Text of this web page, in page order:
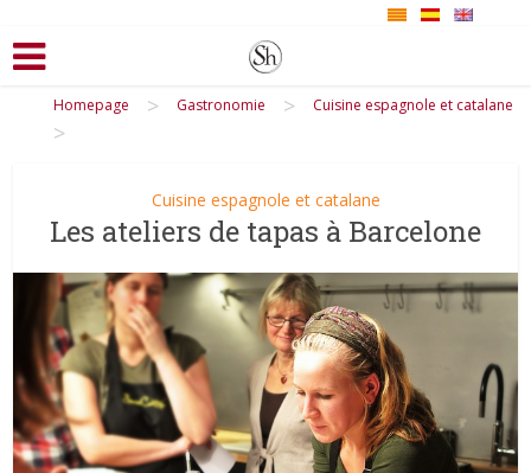
Homepage > Gastronomie > Cuisine espagnole et catalane
>
Cuisine espagnole et catalane
Les ateliers de tapas à Barcelone